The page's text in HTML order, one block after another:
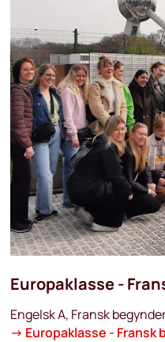
Europaklasse -
Engelsk A, Fransk
→ Europaklasse - Fransk